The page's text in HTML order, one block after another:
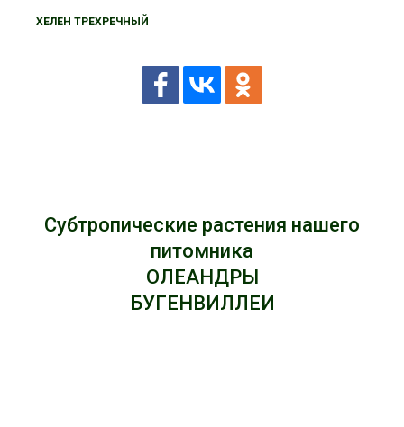
ХЕЛЕН ТРЕХРЕЧНЫЙ
Субтропические растения нашего
питомника
ОЛЕАНДРЫ
БУГЕНВИЛЛЕИ